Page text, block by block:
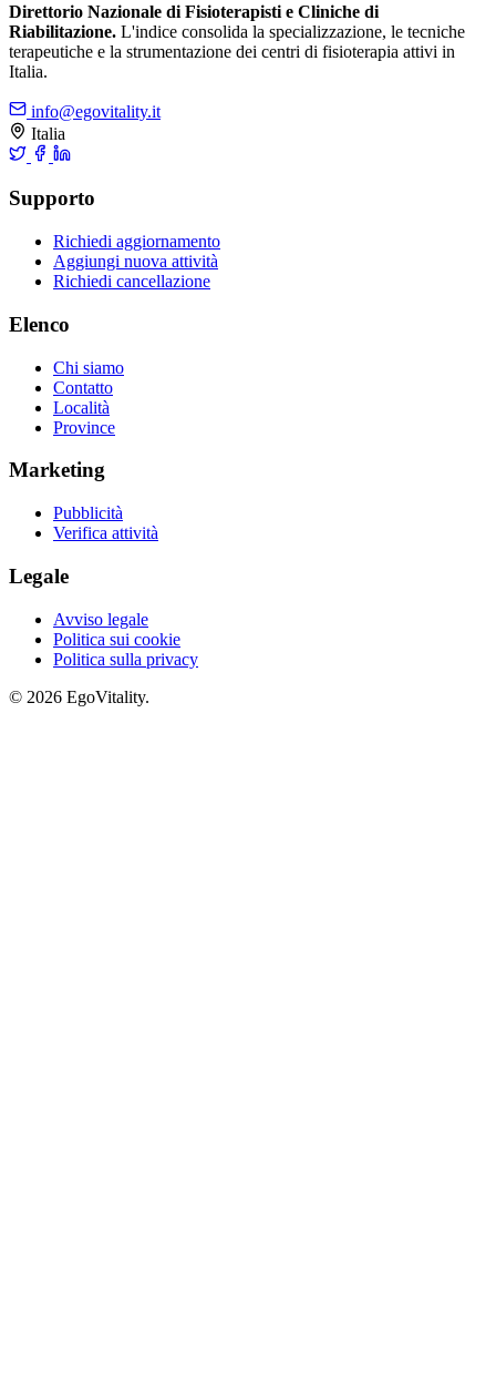
Direttorio Nazionale di Fisioterapisti e Cliniche di
Riabilitazione. L'indice consolida la specializzazione, le tecniche
terapeutiche e la strumentazione dei centri di fisioterapia attivi in
Italia.
info@egovitality.it
Italia
Supporto
Richiedi aggiornamento
Aggiungi nuova attività
Richiedi cancellazione
Elenco
Chi siamo
Contatto
Località
Province
Marketing
Pubblicità
Verifica attività
Legale
Avviso legale
Politica sui cookie
Politica sulla privacy
© 2026 EgoVitality.